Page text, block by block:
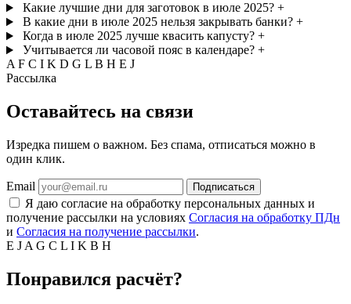
Какие лучшие дни для заготовок в июле 2025? +
В какие дни в июле 2025 нельзя закрывать банки? +
Когда в июле 2025 лучше квасить капусту? +
Учитывается ли часовой пояс в календаре? +
A F C I K D G L B H E J
Рассылка
Оставайтесь на связи
Изредка пишем о важном. Без спама, отписаться можно в
один клик.
Email Подписаться
Я даю согласие на обработку персональных данных и
получение рассылки на условиях Согласия на обработку ПДн
и Согласия на получение рассылки.
E J A G C L I K B H
Понравился расчёт?